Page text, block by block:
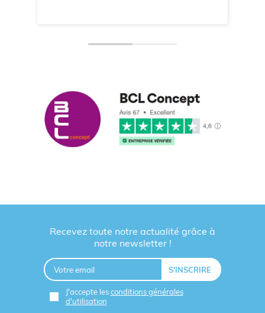
Recevez toute notre actualité grâce à
notre newsletter !
J'accepte lesconditions générales
d'utilisation